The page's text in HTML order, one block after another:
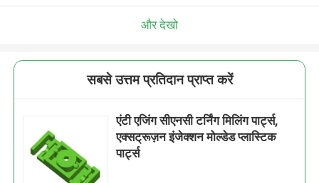
और देखो
सबसे उत्तम प्रतिदान प्राप्त करें
एंटी एजिंग सीएनसी टर्निंग मिलिंग पार्ट्स,
एक्सट्रूज़न इंजेक्शन मोल्डेड प्लास्टिक
पार्ट्स